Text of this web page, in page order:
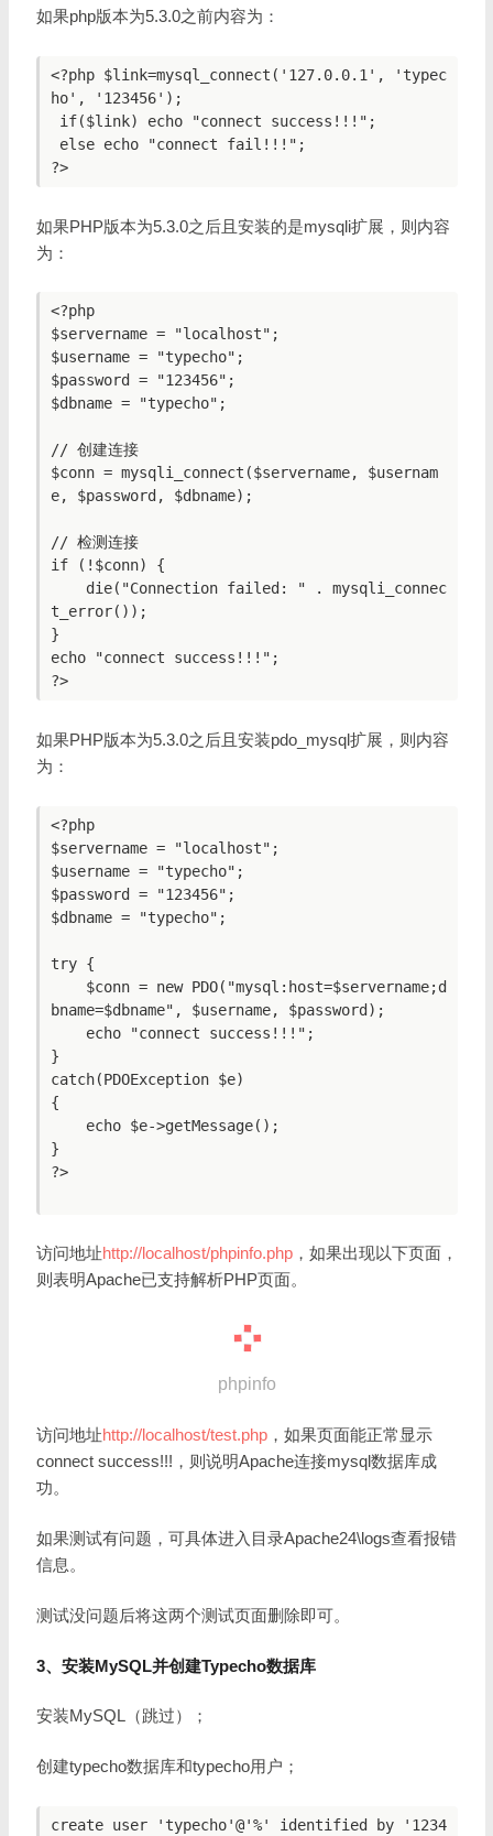
如果php版本为5.3.0之前内容为：
<?php $link=mysql_connect('127.0.0.1', 'typec
ho', '123456');
如果PHP版本为5.3.0之后且安装的是mysqli扩展，则内容
为：
<?php
$servername = "localhost";
$username = "typecho";
$password = "123456";
$dbname = "typecho";
// 创建连接
$conn = mysqli_connect($servername, $usernam
e, $password, $dbname);
// 检测连接
if (!$conn) {
t_error());
}
echo "connect success!!!";
如果PHP版本为5.3.0之后且安装pdo_mysql扩展，则内容
为：
<?php
$servername = "localhost";
$username = "typecho";
$password = "123456";
$dbname = "typecho";
try {
bname=$dbname", $username, $password);
}
catch(PDOException $e)
{
}
?>
访问地址http://localhost/phpinfo.php ，如果出现以下页面，
则表明Apache已支持解析PHP页面。
phpinfo
访问地址http://localhost/test.php ，如果页面能正常显示
connect success!!!，则说明Apache连接mysql数据库成
功。
如果测试有问题，可具体进入目录Apache24\logs查看报错
信息。
测试没问题后将这两个测试页面删除即可。
3、安装MySQL并创建Typecho数据库
安装MySQL（跳过）；
创建typecho数据库和typecho用户；
create user 'typecho'@'%' identified by '1234